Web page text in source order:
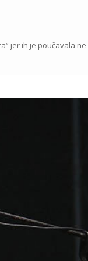
jer ih je poučavala ne